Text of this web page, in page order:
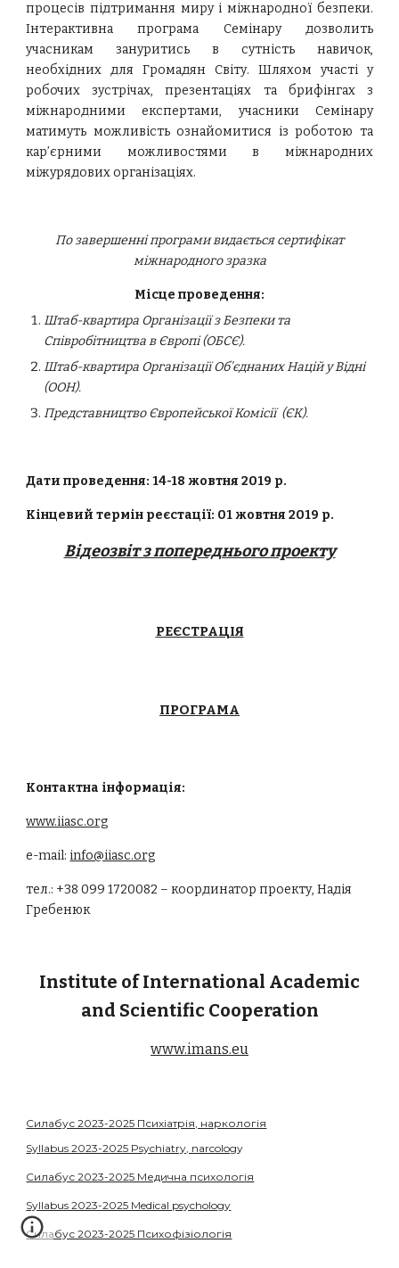
процесів підтримання миру і міжнародної безпеки.
Інтерактивна програма Семінару дозволить
учасникам зануритись в сутність навичок,
необхідних для Громадян Світу. Шляхом участі у
робочих зустрічах, презентаціях та брифінгах з
міжнародними експертами, учасники Семінару
матимуть можливість ознайомитися із роботою та
кар’єрними можливостями в міжнародних
міжурядових організаціях.
По завершенні програми видається сертифікат
міжнародного зразка
Місце проведення:
Штаб-квартира Організації з Безпеки та
Співробітництва в Європі (ОБСЄ).
Штаб-квартира Організації Об’єднаних Націй у Відні
(ООН).
Представництво Європейської Комісії (ЄК).
Дати проведення: 14-18 жовтня 2019 р.
Кінцевий термін реєстації: 01 жовтня 2019 р.
Відеозвіт з попереднього проекту
РЕЄСТРАЦІЯ
ПРОГРАМА
Контактна інформація:
www.iiasc.org
e-mail: info@iiasc.org
тел.: +38 099 1720082 – координатор проекту, Надія
Гребенюк
Institute of International Academic
and Scientific Cooperation
www.imans.eu
Силабус 2023-2025 Психіатрія, наркологія
Syllabus 2023-2025 Psychiatry, narcology
Силабус 2023-2025 Медична психологія
Syllabus 2023-2025 Medical psychology
Силабус 2023-2025 Психофізіологія